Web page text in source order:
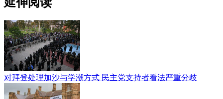
对拜登处理加沙与学潮方式 民主党支持者看法严重分歧